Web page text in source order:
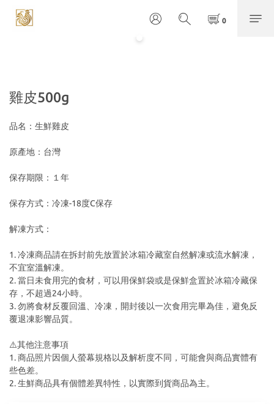
雞皮500g
品名：生鮮雞皮
原產地：台灣
保存期限：１年
保存方式：冷凍-18度C保存
解凍方式：
1. 冷凍商品請在拆封前先放置於冰箱冷藏室自然解凍或流水解凍，
不宜室溫解凍。
2. 當日未食用完的食材，可以用保鮮袋或是保鮮盒置於冰箱冷藏保
存，不超過24小時。
3. 勿將食材反覆回溫、冷凍，開封後以一次食用完畢為佳，避免反
覆退凍影響品質。
⚠️其他注意事項
1. 商品照片因個人螢幕規格以及解析度不同，可能會與商品實體有
些色差。
2. 生鮮商品具有個體差異特性，以實際到貨商品為主。